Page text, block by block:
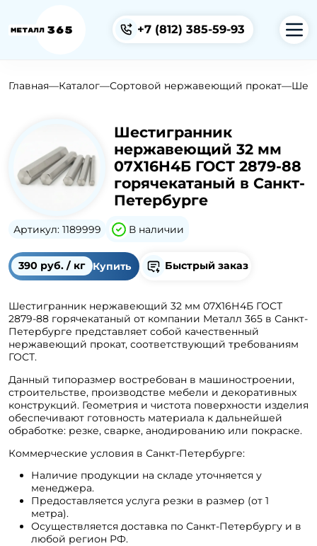
+7 (812) 385-59-93
Главная—Каталог—Сортовой нержавеющий прокат—
Шестигранник
нержавеющий 32 мм
07Х16Н4Б ГОСТ 2879-88
горячекатаный в Санкт-
Петербурге
Артикул: 1189999 В наличии
390 руб. / кг Купить Быстрый заказ
Шестигранник нержавеющий 32 мм 07Х16Н4Б ГОСТ
2879-88 горячекатаный от компании Металл 365 в Санкт-
Петербурге представляет собой качественный
нержавеющий прокат, соответствующий требованиям
ГОСТ.
Данный типоразмер востребован в машиностроении,
строительстве, производстве мебели и декоративных
конструкций. Геометрия и чистота поверхности изделия
обеспечивают готовность материала к дальнейшей
обработке: резке, сварке, анодированию или покраске.
Коммерческие условия в Санкт-Петербурге:
Наличие продукции на складе уточняется у
менеджера.
Предоставляется услуга резки в размер (от 1
метра).
Осуществляется доставка по Санкт-Петербургу и в
любой регион РФ.